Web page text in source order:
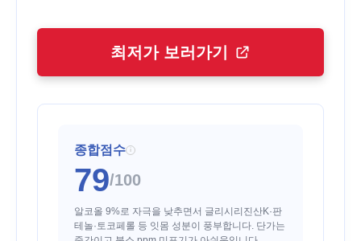
최저가 보러가기
종합점수 i
79/100
알코올 9%로 자극을 낮추면서 글리시리진산K·판
테놀·토코페롤 등 잇몸 성분이 풍부합니다. 단가는